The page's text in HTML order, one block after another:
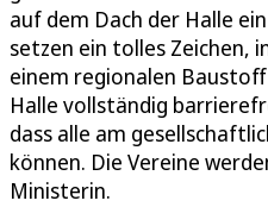
auf dem Dach der Halle
setzen ein tolles Zeichen,
einem regionalen Baustoff
Halle vollständig
dass alle am
können. Die Vereine
Ministerin.